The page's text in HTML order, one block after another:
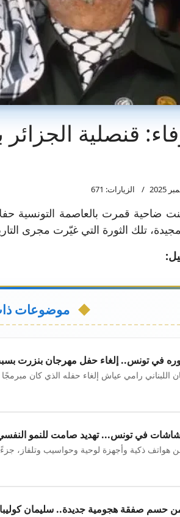
الزيارات: 671
ضاحية قمرت بالعاصمة التونسية
موضوعات
في تونس.. إلغاء حفل مهرجان بنزرت
اللبناني رامي عياش إلغاء حفله الذي كان
في تونس... تهديد صامت للنمو
هواتف ذكية وأجهزة لوحية وحواسيب وتلفاز، جزءًا
من حسم صفقة هجومية جديدة.. سليمان